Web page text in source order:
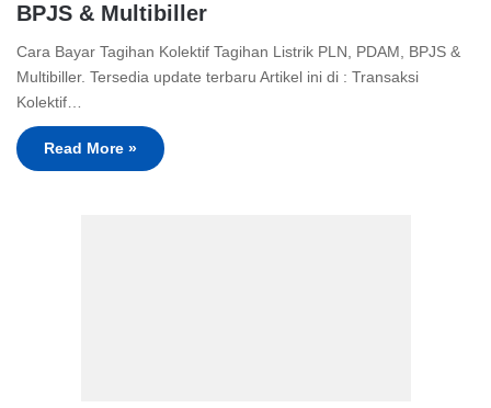
BPJS & Multibiller
Cara Bayar Tagihan Kolektif Tagihan Listrik PLN, PDAM, BPJS &
Multibiller. Tersedia update terbaru Artikel ini di : Transaksi
Kolektif…
Read More »